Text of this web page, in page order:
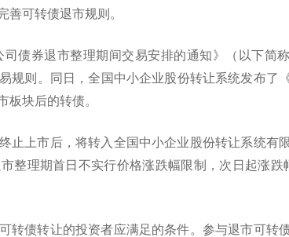
善可转债退市规则。
债券退市整理期间交易安排的通知》（以下简
规则。同日，全国中小企业股份转让系统发布了
板块后的转债。
止上市后，将转入全国中小企业股份转让系统有
整理期首日不实行价格涨跌幅限制，次日起涨跌
转债转让的投资者应满足的条件。参与退市可转